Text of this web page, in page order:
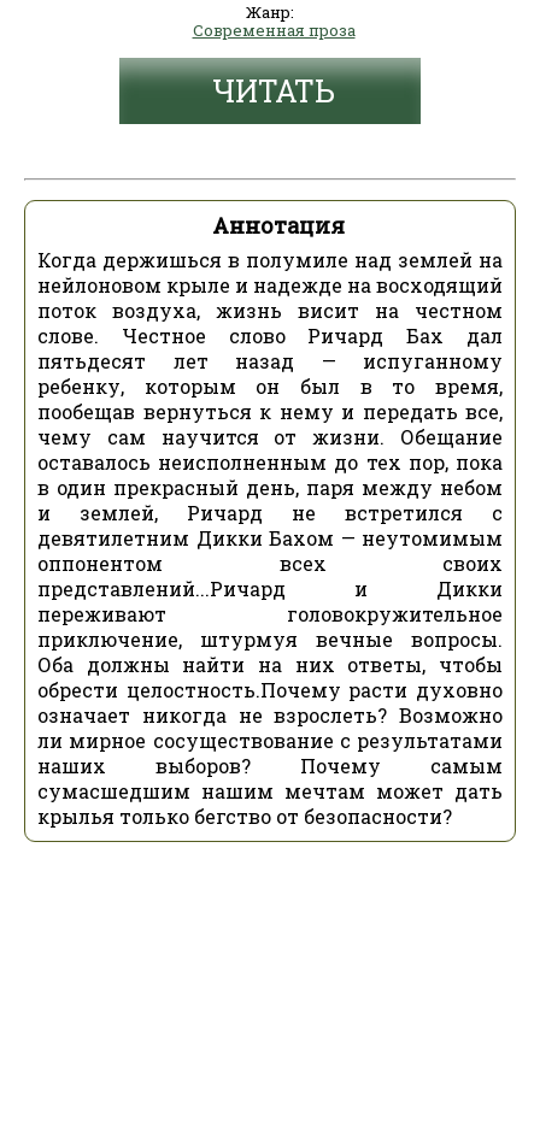
Жанр:
Современная проза
ЧИТАТЬ
Аннотация
Когда держишься в полумиле над землей на
нейлоновом крыле и надежде на восходящий
поток воздуха, жизнь висит на честном
слове. Честное слово Ричард Бах дал
пятьдесят лет назад — испуганному
ребенку, которым он был в то время,
пообещав вернуться к нему и передать все,
чему сам научится от жизни. Обещание
оставалось неисполненным до тех пор, пока
в один прекрасный день, паря между небом
и землей, Ричард не встретился с
девятилетним Дикки Бахом — неутомимым
оппонентом всех своих
представлений...Ричард и Дикки
переживают головокружительное
приключение, штурмуя вечные вопросы.
Оба должны найти на них ответы, чтобы
обрести целостность.Почему расти духовно
означает никогда не взрослеть? Возможно
ли мирное сосуществование с результатами
наших выборов? Почему самым
сумасшедшим нашим мечтам может дать
крылья только бегство от безопасности?